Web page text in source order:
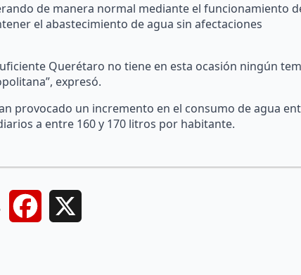
de manera normal mediante el funcionamiento
el abastecimiento de agua sin afectaciones
Querétaro no tiene en esta ocasión ningún
expresó.
provocado un incremento en el consumo de agua
a entre 160 y 170 litros por habitante.
Facebook